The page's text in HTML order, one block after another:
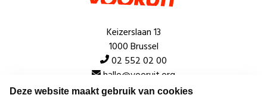
Deze website maakt gebruik van cookies
Keizerslaan 13
1000 Brussel
02 552 02 00
hallo@vooruit.org